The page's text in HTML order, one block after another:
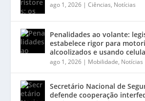
ago 1, 2026 |Ciências, Notícias
Penalidades ao volante:
estabelece rigor para
alcoolizados e usando
ago 1, 2026 | Mobilidade, Notícias
Secretário Nacional de
defende cooperação